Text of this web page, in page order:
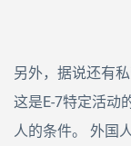
另外，据说还有
这是E-7特定活动
人的条件。 外国